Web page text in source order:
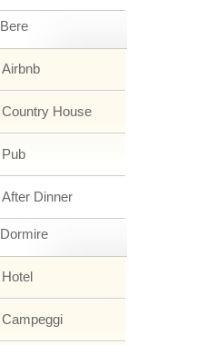
Bere
Airbnb
Country House
Pub
After Dinner
Dormire
Hotel
Campeggi